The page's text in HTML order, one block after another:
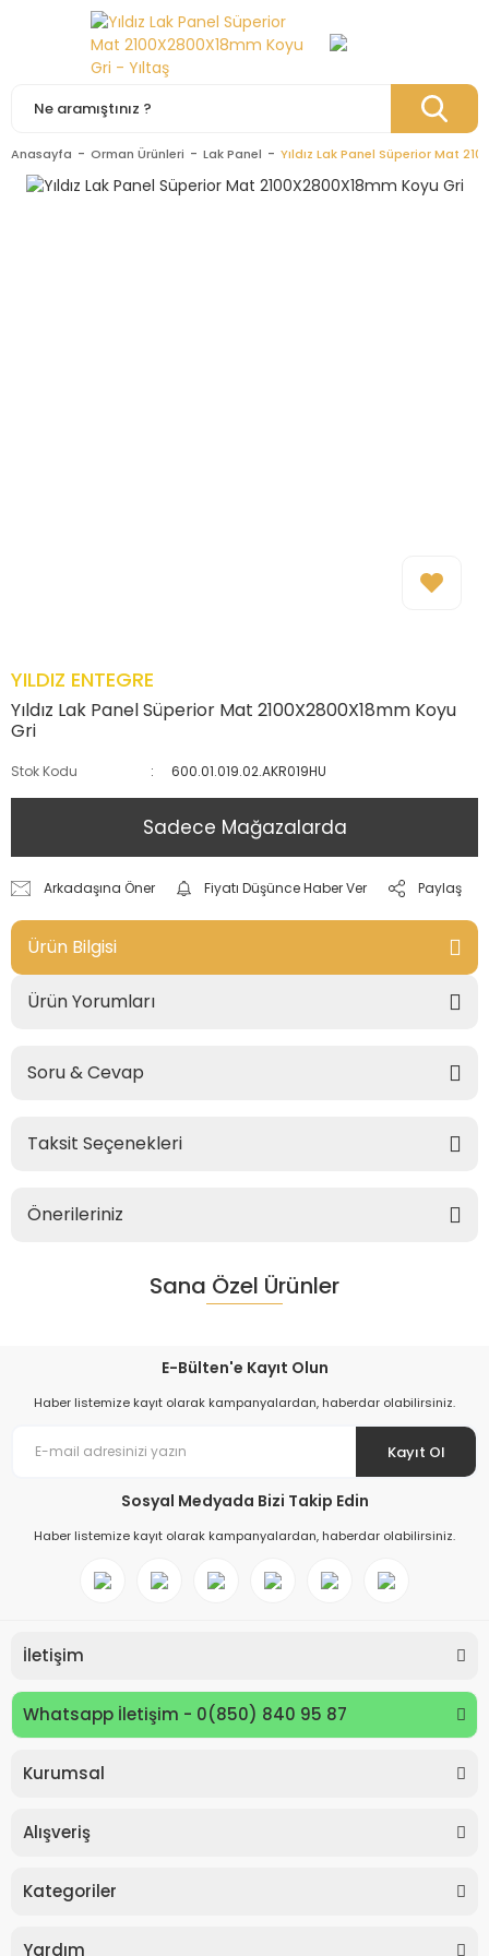
Anasayfa Orman Ürünleri Lak Panel Yıldız Lak Panel Süperior Mat
YILDIZ ENTEGRE
Yıldız Lak Panel Süperior Mat 2100X2800X18mm Koyu
Gri
Stok Kodu 600.01.019.02.AKR019HU
Sadece Mağazalarda
Arkadaşına Öner Fiyatı Düşünce Haber Ver Paylaş
Ürün Bilgisi
Ürün Yorumları
Soru & Cevap
Taksit Seçenekleri
Önerileriniz
Sana Özel Ürünler
E-Bülten'e Kayıt Olun
Haber listemize kayıt olarak kampanyalardan, haberdar olabilirsiniz.
Kayıt Ol
Sosyal Medyada Bizi Takip Edin
Haber listemize kayıt olarak kampanyalardan, haberdar olabilirsiniz.
İletişim
Whatsapp İletişim - 0(850) 840 95 87
Kurumsal
Alışveriş
Kategoriler
Yardım